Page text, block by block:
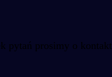
pytań prosimy o kontakt